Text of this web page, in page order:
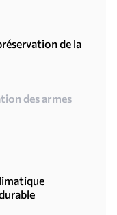
de la
des armes